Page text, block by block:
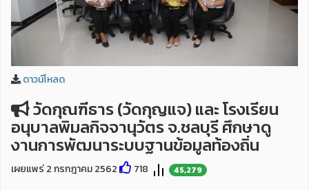
ดาวน์โหลด
วัดกุณฑีธาร (วัดกุญแจ) และ โรงเรียน
อนุบาลพิมลกิจจานุวัตร จ.ชลบุรี ศึกษาดู
งานการพัฒนาระบบฐานข้อมูลท้องถิ่น
เผยแพร่ 2 กรกฎาคม 2562 718 45,279